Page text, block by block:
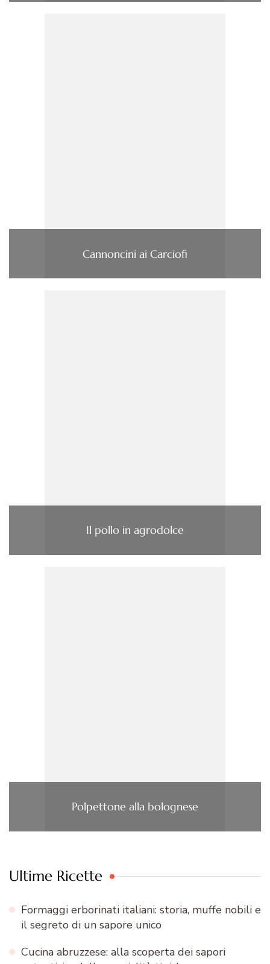
Cannoncini ai Carciofi
Il pollo in agrodolce
Polpettone alla bolognese
Ultime Ricette
Formaggi erborinati italiani: storia, muffe nobili e
il segreto di un sapore unico
Cucina abruzzese: alla scoperta dei sapori